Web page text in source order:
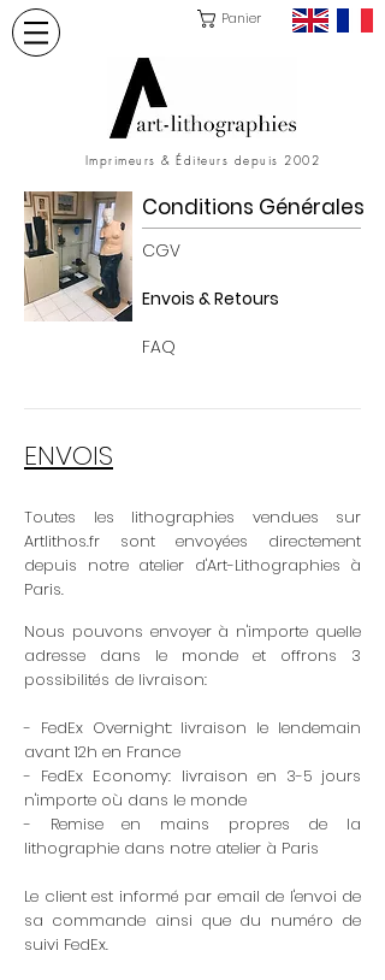
Panier
Imprimeurs & Éditeurs depuis 2002
Conditions Générales
CGV
Envois & Retours
FAQ
ENVOIS
Toutes les lithographies vendues sur
Artlithos.fr sont envoyées directement
depuis notre atelier d'Art-Lithographies à
Paris.
Nous pouvons envoyer à n'importe quelle
adresse dans le monde et offrons 3
possibilités de livraison:
- FedEx Overnight: livraison le lendemain
avant 12h en France
- FedEx Economy: livraison en 3-5 jours
n'importe où dans le monde
- Remise en mains propres de la
lithographie dans notre atelier à Paris
Le client est informé par email de l'envoi de
sa commande ainsi que du numéro de
suivi FedEx.